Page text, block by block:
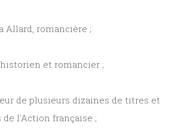
Allard, romancière ;
historien et romancier ;
de plusieurs dizaines de titres et
l'Action française ;